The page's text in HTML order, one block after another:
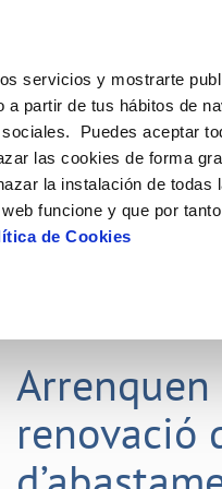
servicios y mostrarte
a partir de tus hábitos de
Puedes aceptar
las cookies de forma
la instalación de todas
funcione y que por
de Cookies
MODIFICACIÓ DE DADES
Actualitzar dades bancàries
Actualitzar dades de
DE SERVEI
Counsel (Defensa del
del servei
A LA XARXA
Coneix-nos
DEL CONTRACTANT
generals de
El
renovació